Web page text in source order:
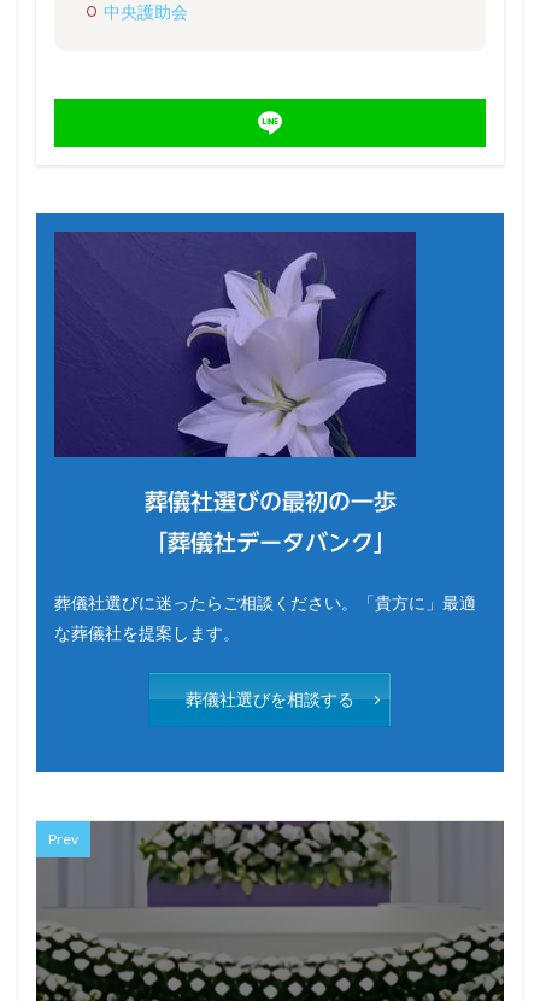
中央護助会
葬儀社選びの最初の一歩
「葬儀社データバンク」
葬儀社選びに迷ったらご相談ください。「貴方に」最適
な葬儀社を提案します。
葬儀社選びを相談する
Prev